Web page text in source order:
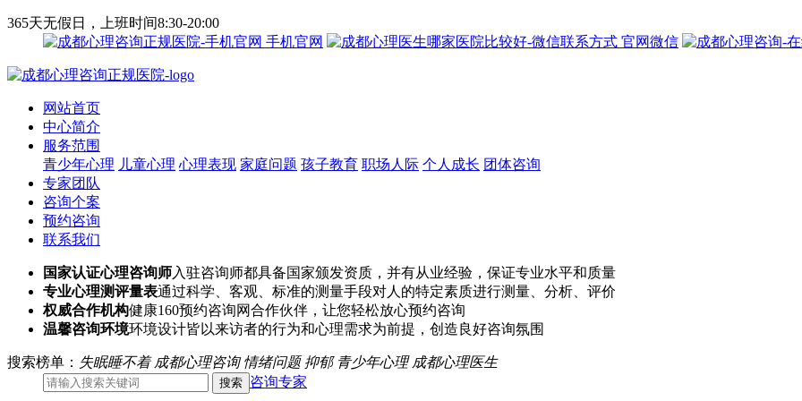
365天无假日，上班时间8:30-20:00
手机官网
官网微信
网站首页
中心简介
服务范围
青少年心理 儿童心理 心理表现 家庭问题 孩子教育 职场人际 个人成长 团体咨询
专家团队
咨询个案
预约咨询
联系我们
国家认证心理咨询师入驻咨询师都具备国家颁发资质，并有从业经验，保证专业水平和质量
专业心理测评量表通过科学、客观、标准的测量手段对人的特定素质进行测量、分析、评价
权威合作机构健康160预约咨询网合作伙伴，让您轻松放心预约咨询
温馨咨询环境环境设计皆以来访者的行为和心理需求为前提，创造良好咨询氛围
搜索榜单： 失眠睡不着 成都心理咨询 情绪问题 抑郁 青少年心理 成都心理医生
咨询专家